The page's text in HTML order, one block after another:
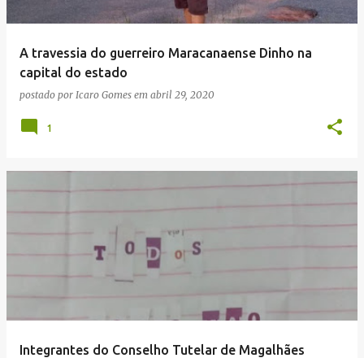
A travessia do guerreiro Maracanaense Dinho na
capital do estado
postado por Icaro Gomes em abril 29, 2020
1
Integrantes do Conselho Tutelar de Magalhães